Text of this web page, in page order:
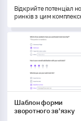
Відкрийте потенціал
ринків з цим
виходу на ринок, який
призначений для
можливостей, викликів
картування стратегій.
Шаблон форми
Шаблон форми
зворотного зв'язку